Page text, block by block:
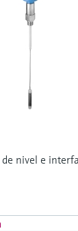
nivel e